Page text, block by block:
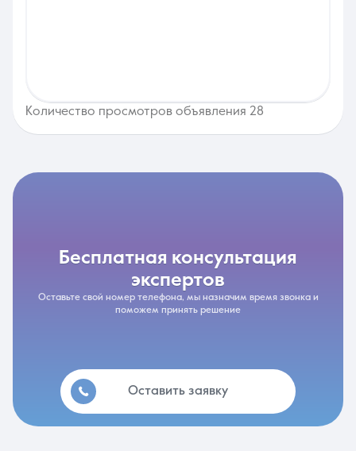
Количество просмотров объявления 28
бесплатная консультация
экспертов
Оставьте свой номер телефона, мы назначим время звонка и
поможем принять решение
Оставить заявку